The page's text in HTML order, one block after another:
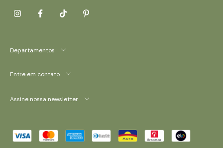
Departamentos
Entre em contato
Assine nossa newsletter